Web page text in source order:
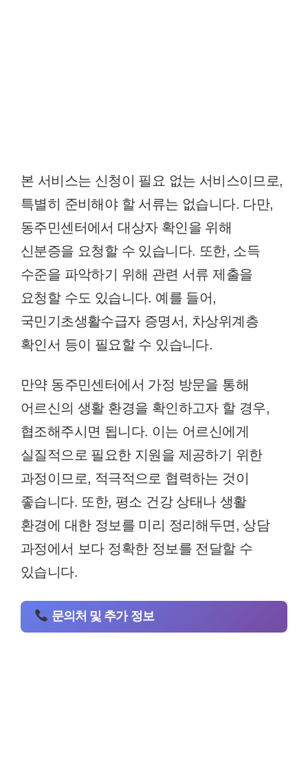
본 서비스는 신청이 필요 없는 서비스이므로,
특별히 준비해야 할 서류는 없습니다. 다만,
동주민센터에서 대상자 확인을 위해
신분증을 요청할 수 있습니다. 또한, 소득
수준을 파악하기 위해 관련 서류 제출을
요청할 수도 있습니다. 예를 들어,
국민기초생활수급자 증명서, 차상위계층
확인서 등이 필요할 수 있습니다.
만약 동주민센터에서 가정 방문을 통해
어르신의 생활 환경을 확인하고자 할 경우,
협조해주시면 됩니다. 이는 어르신에게
실질적으로 필요한 지원을 제공하기 위한
과정이므로, 적극적으로 협력하는 것이
좋습니다. 또한, 평소 건강 상태나 생활
환경에 대한 정보를 미리 정리해두면, 상담
과정에서 보다 정확한 정보를 전달할 수
있습니다.
문의처 및 추가 정보